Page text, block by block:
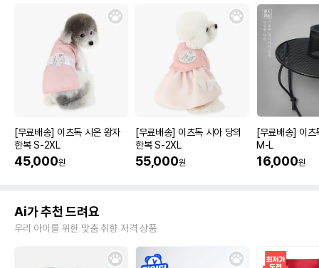
[무료배송] 이츠독 시온 왕자
한복 S-2XL
45,000원
[무료배송] 이츠독 시아 당의
한복 S-2XL
55,000원
[무료배송] 이츠
M-L
16,000원
Ai가 추천 드려요
우리 아이를 위한 맞춤 취향 저격 상품